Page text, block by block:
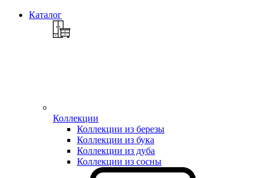
Каталог
Коллекции
Коллекции из березы
Коллекции из бука
Коллекции из дуба
Коллекции из сосны